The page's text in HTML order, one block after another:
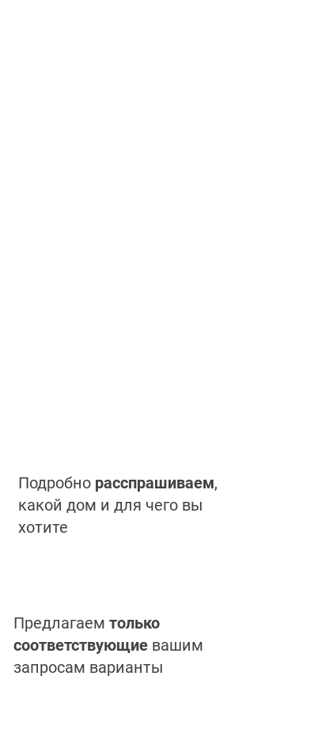
Подробно расспрашиваем,
какой дом и для чего вы
хотите
Предлагаемтолько
соответствующие вашим
запросам варианты